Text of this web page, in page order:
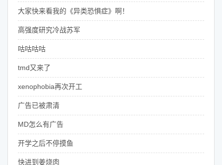
大家快来看我的《异类恐惧症》啊！
高强度研究冷战苏军
咕咕咕咕
tmd又来了
xenophobia再次开工
广告已被肃清
MD怎么有广告
开学之后不停摸鱼
快进到姜烧肉